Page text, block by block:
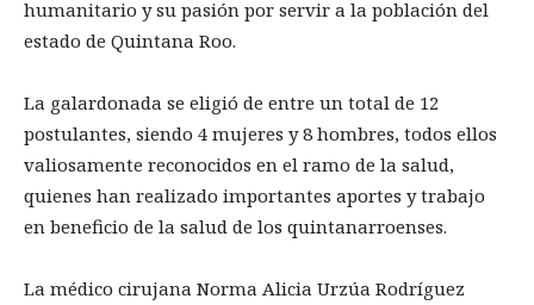
humanitario y su pasión por servir a la población del
estado de Quintana Roo.
La galardonada se eligió de entre un total de 12
postulantes, siendo 4 mujeres y 8 hombres, todos ellos
valiosamente reconocidos en el ramo de la salud,
quienes han realizado importantes aportes y trabajo
en beneficio de la salud de los quintanarroenses.
La médico cirujana Norma Alicia Urzúa Rodríguez